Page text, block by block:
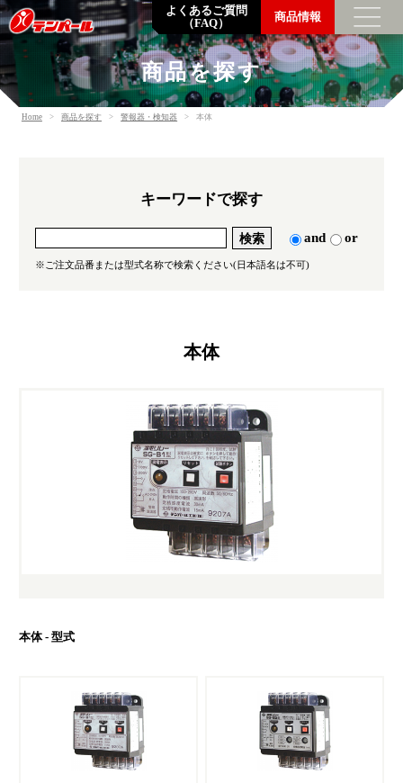
トップメッセージ
企業情報
環境の取り組み
調達方針
一般事業主行動計画
福利厚生・教育制度
よくあるご質問
カムバック採用
YouTube テンパールチャンネル
カタログ・ソフトダウンロード
お知らせ
よくあるご質問
（FAQ）
商品情報
商品を探す
Home 商品を探す 警報器・検知器 本体
キーワードで探す
and or
※ご注文品番または型式名称で検索ください(日本語名は不可)
本体
本体 - 型式